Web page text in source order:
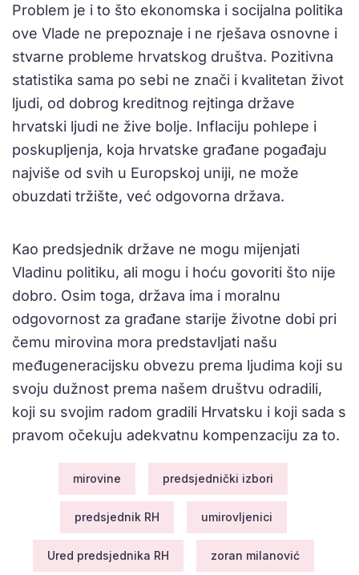
Problem je i to što ekonomska i socijalna politika
ove Vlade ne prepoznaje i ne rješava osnovne i
stvarne probleme hrvatskog društva. Pozitivna
statistika sama po sebi ne znači i kvalitetan život
ljudi, od dobrog kreditnog rejtinga države
hrvatski ljudi ne žive bolje. Inflaciju pohlepe i
poskupljenja, koja hrvatske građane pogađaju
najviše od svih u Europskoj uniji, ne može
obuzdati tržište, već odgovorna država.
Kao predsjednik države ne mogu mijenjati
Vladinu politiku, ali mogu i hoću govoriti što nije
dobro. Osim toga, država ima i moralnu
odgovornost za građane starije životne dobi pri
čemu mirovina mora predstavljati našu
međugeneracijsku obvezu prema ljudima koji su
svoju dužnost prema našem društvu odradili,
koji su svojim radom gradili Hrvatsku i koji sada s
pravom očekuju adekvatnu kompenzaciju za to.
mirovine predsjednički izbori
predsjednik RH umirovljenici
Ured predsjednika RH zoran milanović